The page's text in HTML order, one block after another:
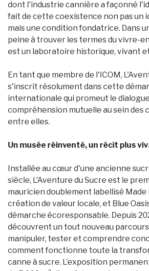
dont l'industrie cannière a façonné
fait de cette coexistence non pas un
mais une condition fondatrice. Dans
peine à trouver les termes du vivre-
est un laboratoire historique, vivant
En tant que membre de l'ICOM,
s'inscrit résolument dans cette
internationale qui promeut le
compréhension mutuelle au sein des
entre elles.
Un musée réinventé, un récit plus
Installée au cœur d'une ancienne
siècle, L'Aventure du Sucre est le
mauricien doublement labellisé Made
création de valeur locale, et Blue
démarche écoresponsable. Depuis
découvrent un tout nouveau
manipuler, tester et comprendre
comment fonctionne toute la
canne à sucre. L’exposition